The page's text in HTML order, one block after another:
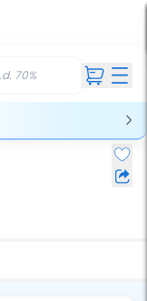
70%